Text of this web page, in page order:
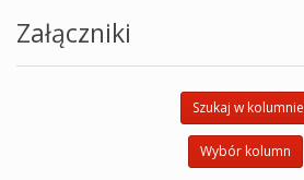
Załączniki
Szukaj w kolumnie
Wybór kolumn